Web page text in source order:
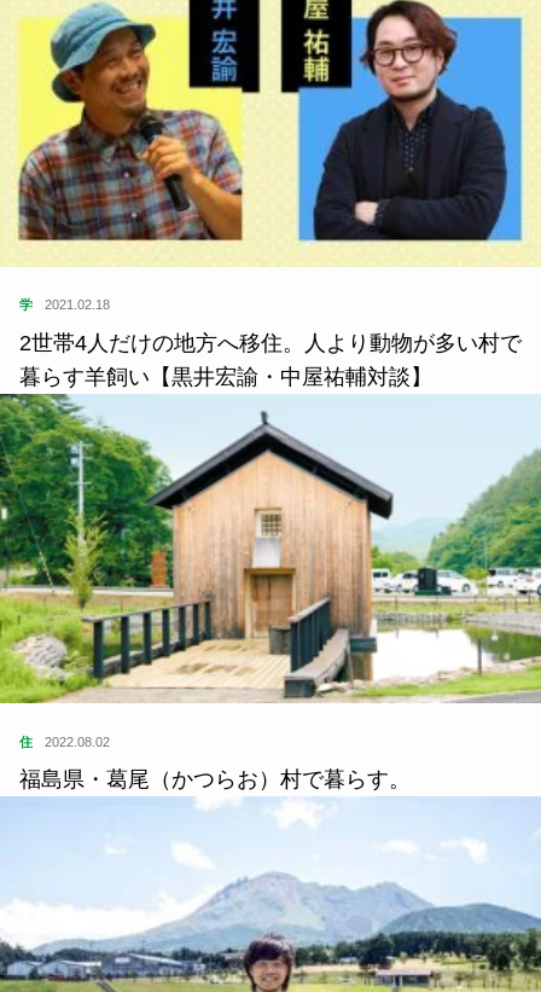
学 2021.02.18
2世帯4人だけの地方へ移住。人より動物が多い村で
暮らす羊飼い【黒井宏諭・中屋祐輔対談】
住 2022.08.02
福島県・葛尾（かつらお）村で暮らす。